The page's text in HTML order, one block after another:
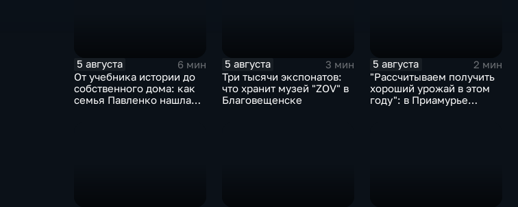
5 августа
6 мин
От учебника истории до
собственного дома: как
семья Павленко нашла
5 августа
3 мин
Три тысячи экспонатов:
что хранит музей "ZOV" в
Благовещенске
5 августа
2 мин
"Рассчитываем получить
хороший урожай в этом
году": в Приамурье